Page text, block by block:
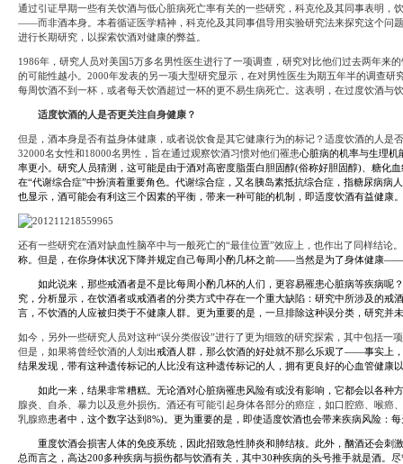
CMS
Web
智
能
网
订
单/
爆
单
系
模
板
化
设
计
Investment
投
统
Cash
System
网
系
统
Penny
Auction
网
站
Procurement
专
业
购
系
统
Static
Webpage
网
设
计
通过引证早期一些有关饮酒与低心脏病死亡率有关的一些研究，科克伦及其同事表明
——而非酒本身。本着循证医学精神，科克伦及其同事倡导用实验研究法来探究这个问
进行长期研究，以探索饮酒对健康的弊益。
1986年，研究人员对美国5万多名男性医生进行了一项调查，研究对比他们过去两年来
的可能性越小。2000年发表的另一项大型研究显示，在对男性医生为期五年半的调查
每周饮酒不到一杯，或者每天饮酒超过一杯的更不易生病死亡。这表明，在过度饮酒
适度饮酒的人是否更关注自身健康？
但是，酒本身是否有益身体健康，或者说饮食是其它健康行为的标记？适度饮酒的人
32000名女性和18000名男性，旨在通过观察饮酒习惯对他们罹患心脏病的机率与生理机
率更小。研究人员猜测，这可能是由于酒对高密度脂蛋白胆固醇(俗称好胆固醇)、糖化
在“代谢综合症”中扮演着重要角色。代谢综合症，又名胰岛素抵抗综合症，指糖尿病病
也显示，酒可能会有利这三个因素的平衡，带来一种可能的机制，即适度饮酒有益健康。
还有一些研究在酒对缺血性脑卒中与一般死亡的“最佳位置”效应上，也作出了同样结论
称。但是，在你身体状况下降并规定自己每周小酌几杯之前——当然是为了身体健康
如此说来，那些戒酒者是不是比每周小酌几杯的人们，更容易罹患心脏病等疾病呢
究，分析显示，在饮酒者或戒酒者的分类方式中存在一个重大缺陷：研究中所涉及的
言，不饮酒的人应被归类于不健康人群。更为重要的是，一旦排除这种误分类，研究并
如今，另外一些研究人员对这种“误分类假设”进行了更为细致的研究探索，其中包括
但是，如果将曾经饮酒的人划出戒酒 人群，那么饮酒的好处就不那么乐观了——事实上
结果发现，带有这种遗传标记的人比没有这种遗传标记的人，拥有更良好的心血管健康
如此一来，结果非常糟糕。无论酒对心脏病罹患风险有或没有影响，它都会以各种
腺炎、自杀、暴力以及意外损伤。酒还有可能引起身体各部分的癌症，如口腔癌、喉
乳腺癌患者中，这个数字达到8%)。更为重要的是，即使适度饮酒也会带来疾病风险：
重度饮酒会损害人体的免疫系统，因此招致急性肺炎和肺结核。此外，酗酒还会刺
总而言之，高达200多种疾病与损伤都与饮酒有关，其中30种疾病的头号推手就是酒。